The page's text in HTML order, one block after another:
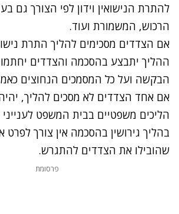
להתרת הנישואין וידון לפי הצורך גם
הרכוש, המשמורת ועוד.
אם הצדדים מסכימים להליך התרת
ההליך יתבצע בהסכמה והצדדים יחתמו
הבקשה ועל כל המסמכים הנחוצים
אם אחד הצדדים לא מסכים להליך,
הליכים משפטיים בבית המשפט
בהליך גירושין בהסכמה אין צורך לפרט
שהובילו את הצדדים להתגרש.
פרסומת